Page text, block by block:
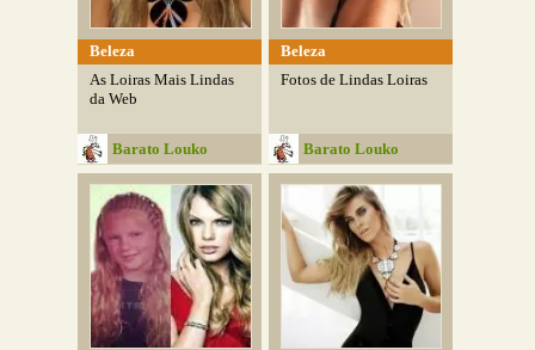
Beleza
As Loiras Mais Lindas
da Web
Barato Louko
Beleza
Fotos de Lindas Loiras
Barato Louko